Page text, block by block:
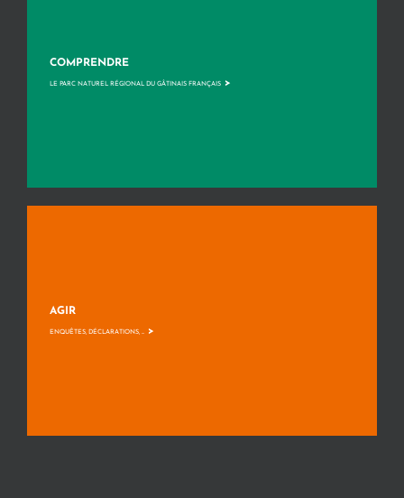
COMPRENDRE
LE PARC NATUREL RÉGIONAL DU GÂTINAIS FRANÇAIS >
AGIR
ENQUÊTES, DÉCLARATIONS, ... >